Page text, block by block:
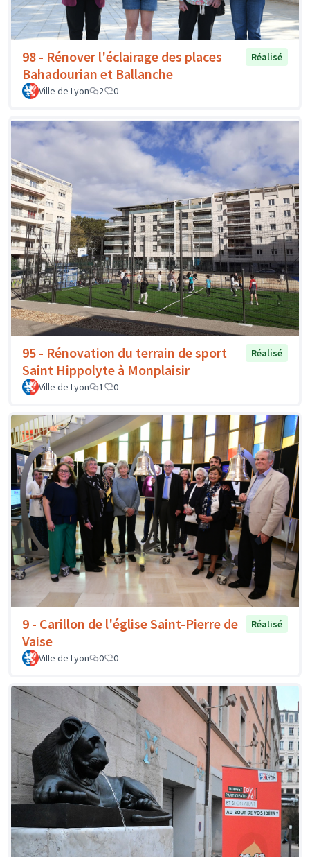
98 - Rénover l'éclairage des places
Bahadourian et Ballanche
Réalisé
Ville de Lyon 2 0
95 - Rénovation du terrain de sport
Saint Hippolyte à Monplaisir
Réalisé
Ville de Lyon 1 0
9 - Carillon de l'église Saint-Pierre de
Vaise
Réalisé
Ville de Lyon 0 0